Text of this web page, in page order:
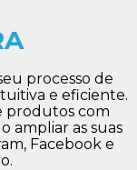
processo de
e eficiente.
produtos com
ampliar as suas
Facebook e